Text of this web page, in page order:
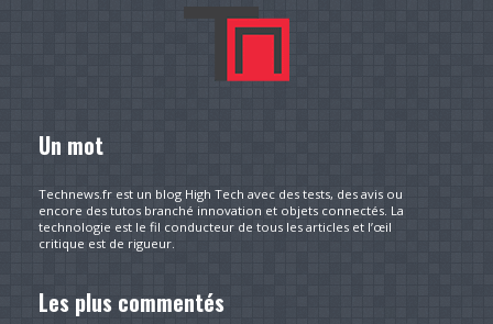
Un mot
Technews.fr est un blog High Tech avec des tests, des avis ou
encore des tutos branché innovation et objets connectés. La
technologie est le fil conducteur de tous les articles et l’œil
critique est de rigueur.
Les plus commentés